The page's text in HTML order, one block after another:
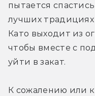
пытается
лучших традициях
Като выходит из
чтобы вместе с
уйти в закат.
К сожалению или к